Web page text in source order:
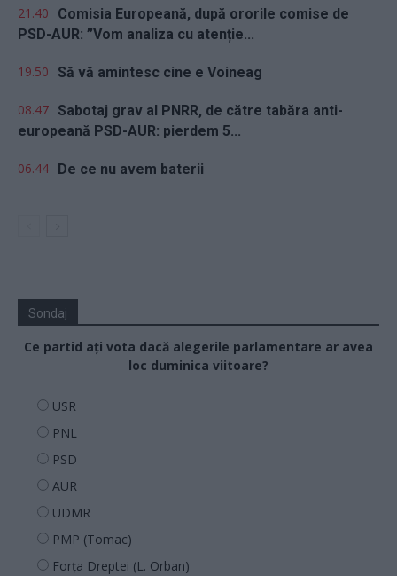
21.40
Comisia Europeană, după ororile comise de
PSD-AUR: ”Vom analiza cu atenție...
19.50 Să vă amintesc cine e Voineag
08.47 Sabotaj grav al PNRR, de către tabăra anti-
europeană PSD-AUR: pierdem 5...
06.44 De ce nu avem baterii
Sondaj
Ce partid ați vota dacă alegerile parlamentare ar avea
loc duminica viitoare?
USR
PNL
PSD
AUR
UDMR
PMP (Tomac)
Forța Dreptei (L. Orban)